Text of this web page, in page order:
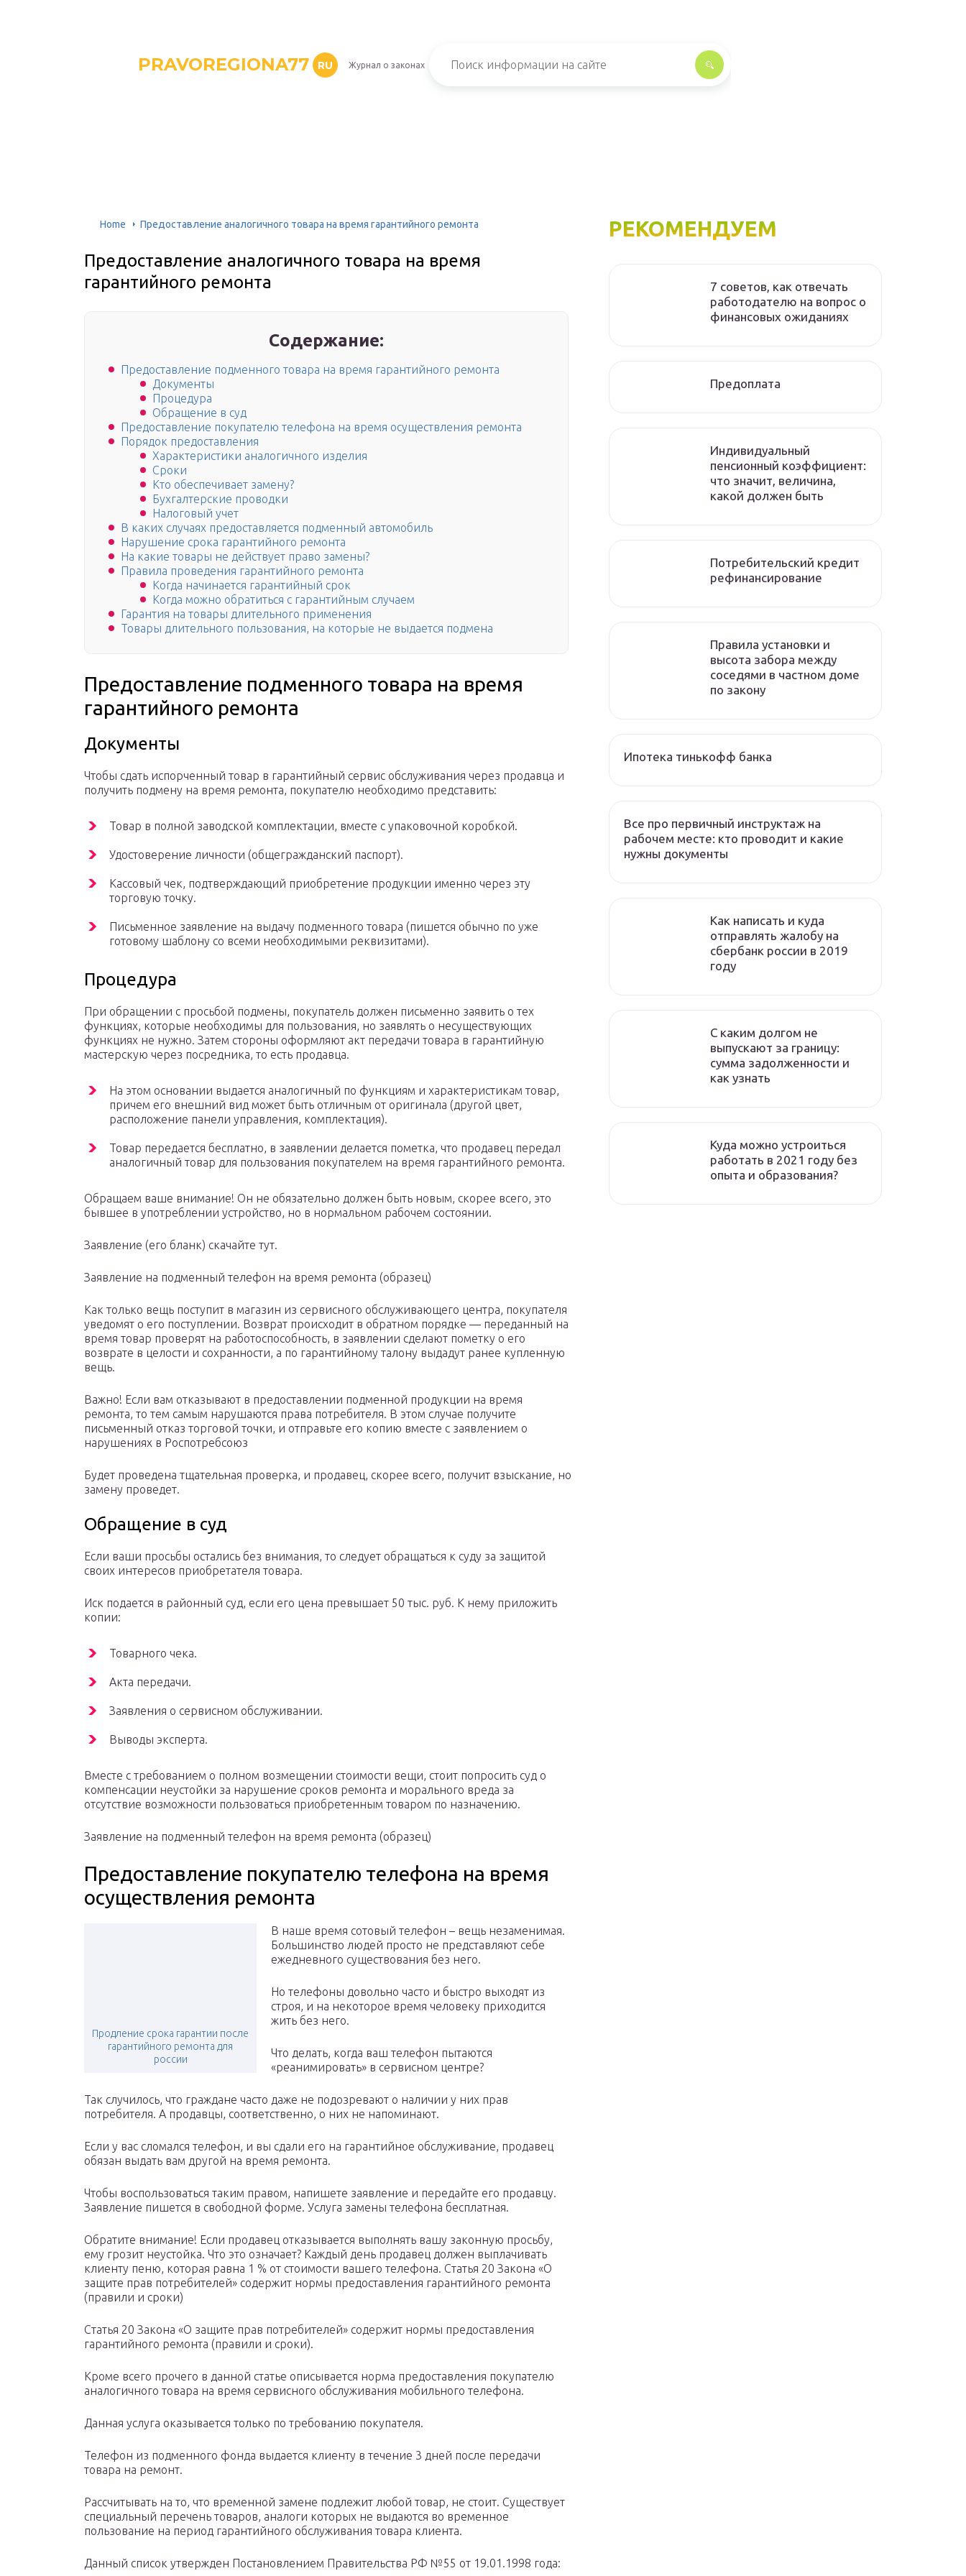
PRAVOREGIONA77 RU Журнал о законах
Home Предоставление аналогичного товара на время гарантийного ремонта
Предоставление аналогичного товара на время
гарантийного ремонта
Содержание:
Предоставление подменного товара на время гарантийного ремонта
Документы
Процедура
Обращение в суд
Предоставление покупателю телефона на время осуществления ремонта
Порядок предоставления
Характеристики аналогичного изделия
Сроки
Кто обеспечивает замену?
Бухгалтерские проводки
Налоговый учет
В каких случаях предоставляется подменный автомобиль
Нарушение срока гарантийного ремонта
На какие товары не действует право замены?
Правила проведения гарантийного ремонта
Когда начинается гарантийный срок
Когда можно обратиться с гарантийным случаем
Гарантия на товары длительного применения
Товары длительного пользования, на которые не выдается подмена
Предоставление подменного товара на время
гарантийного ремонта
Документы
Чтобы сдать испорченный товар в гарантийный сервис обслуживания через продавца и
получить подмену на время ремонта, покупателю необходимо представить:
Товар в полной заводской комплектации, вместе с упаковочной коробкой.
Удостоверение личности (общегражданский паспорт).
Кассовый чек, подтверждающий приобретение продукции именно через эту
торговую точку.
Письменное заявление на выдачу подменного товара (пишется обычно по уже
готовому шаблону со всеми необходимыми реквизитами).
Процедура
При обращении с просьбой подмены, покупатель должен письменно заявить о тех
функциях, которые необходимы для пользования, но заявлять о несуществующих
функциях не нужно. Затем стороны оформляют акт передачи товара в гарантийную
мастерскую через посредника, то есть продавца.
На этом основании выдается аналогичный по функциям и характеристикам товар,
причем его внешний вид может быть отличным от оригинала (другой цвет,
расположение панели управления, комплектация).
Товар передается бесплатно, в заявлении делается пометка, что продавец передал
аналогичный товар для пользования покупателем на время гарантийного ремонта.
Обращаем ваше внимание! Он не обязательно должен быть новым, скорее всего, это
бывшее в употреблении устройство, но в нормальном рабочем состоянии.
Заявление (его бланк) скачайте тут.
Заявление на подменный телефон на время ремонта (образец)
Как только вещь поступит в магазин из сервисного обслуживающего центра, покупателя
уведомят о его поступлении. Возврат происходит в обратном порядке — переданный на
время товар проверят на работоспособность, в заявлении сделают пометку о его
возврате в целости и сохранности, а по гарантийному талону выдадут ранее купленную
вещь.
Важно! Если вам отказывают в предоставлении подменной продукции на время
ремонта, то тем самым нарушаются права потребителя. В этом случае получите
письменный отказ торговой точки, и отправьте его копию вместе с заявлением о
нарушениях в Роспотребсоюз
Будет проведена тщательная проверка, и продавец, скорее всего, получит взыскание, но
замену проведет.
Обращение в суд
Если ваши просьбы остались без внимания, то следует обращаться к суду за защитой
своих интересов приобретателя товара.
Иск подается в районный суд, если его цена превышает 50 тыс. руб. К нему приложить
копии:
Товарного чека.
Акта передачи.
Заявления о сервисном обслуживании.
Выводы эксперта.
Вместе с требованием о полном возмещении стоимости вещи, стоит попросить суд о
компенсации неустойки за нарушение сроков ремонта и морального вреда за
отсутствие возможности пользоваться приобретенным товаром по назначению.
Заявление на подменный телефон на время ремонта (образец)
Предоставление покупателю телефона на время
осуществления ремонта
Продление срока гарантии после
гарантийного ремонта для
россии
В наше время сотовый телефон – вещь незаменимая.
Большинство людей просто не представляют себе
ежедневного существования без него.
Но телефоны довольно часто и быстро выходят из
строя, и на некоторое время человеку приходится
жить без него.
Что делать, когда ваш телефон пытаются
«реанимировать» в сервисном центре?
Так случилось, что граждане часто даже не подозревают о наличии у них прав
потребителя. А продавцы, соответственно, о них не напоминают.
Если у вас сломался телефон, и вы сдали его на гарантийное обслуживание, продавец
обязан выдать вам другой на время ремонта.
Чтобы воспользоваться таким правом, напишете заявление и передайте его продавцу.
Заявление пишется в свободной форме. Услуга замены телефона бесплатная.
Обратите внимание! Если продавец отказывается выполнять вашу законную просьбу,
ему грозит неустойка. Что это означает? Каждый день продавец должен выплачивать
клиенту пеню, которая равна 1 % от стоимости вашего телефона. Статья 20 Закона «О
защите прав потребителей» содержит нормы предоставления гарантийного ремонта
(правили и сроки)
Статья 20 Закона «О защите прав потребителей» содержит нормы предоставления
гарантийного ремонта (правили и сроки).
Кроме всего прочего в данной статье описывается норма предоставления покупателю
аналогичного товара на время сервисного обслуживания мобильного телефона.
Данная услуга оказывается только по требованию покупателя.
Телефон из подменного фонда выдается клиенту в течение 3 дней после передачи
товара на ремонт.
Рассчитывать на то, что временной замене подлежит любой товар, не стоит. Существует
специальный перечень товаров, аналоги которых не выдаются во временное
пользование на период гарантийного обслуживания товара клиента.
Данный список утвержден Постановлением Правительства РФ №55 от 19.01.1998 года:
РЕКОМЕНДУЕМ
7 советов, как отвечать
работодателю на вопрос о
финансовых ожиданиях
Предоплата
Индивидуальный
пенсионный коэффициент:
что значит, величина,
какой должен быть
Потребительский кредит
рефинансирование
Правила установки и
высота забора между
соседями в частном доме
по закону
Ипотека тинькофф банка
Все про первичный инструктаж на
рабочем месте: кто проводит и какие
нужны документы
Как написать и куда
отправлять жалобу на
сбербанк россии в 2019
году
C каким долгом не
выпускают за границу:
сумма задолженности и
как узнать
Куда можно устроиться
работать в 2021 году без
опыта и образования?